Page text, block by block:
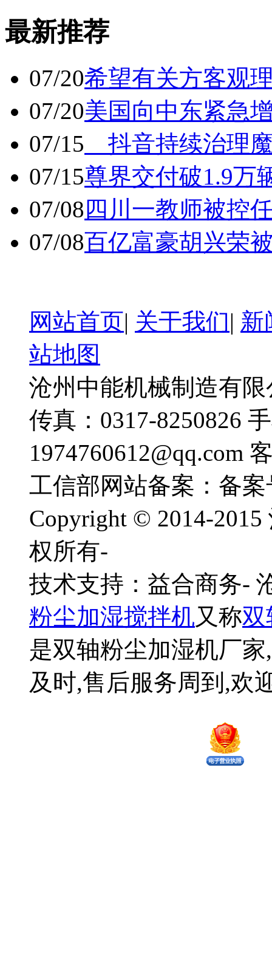
最新推荐
07/20希望有关方客观
07/20美国向中东紧急
07/15 抖音持续治理
07/15尊界交付破1.9万
07/08 四川一教师被控
07/08百亿富豪胡兴荣
网站首页| 关于我们| 新
站地图
沧州中能机械制造有限
传真：0317-8250826
1974760612@qq.com
工信部网站备案：备案
Copyright © 2014-
权所有-
技术支持：益合商务-
粉尘加湿搅拌机又称双
是双轴粉尘加湿机厂
及时,售后服务周到,欢